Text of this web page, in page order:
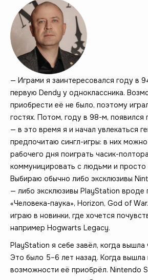
— Играми я заинтересовался году в
первую Dendy у одноклассника.
приобрести её не было, поэтому
гостях. Потом, году в 98-м, появился
— в это время я и начал увлекаться
предпочитаю сингл-игры: в них
рабочего дня поиграть часик-
коммуницировать с людьми и просто
Выбираю обычно либо эксклюзивы
— либо эксклюзивы PlayStation вроде
«Человека-паука», Horizon, God of
играю в новинки, где хочется
например Hogwarts Legacy.
PlayStation я себе завёл, когда вышла
Это было 5–6 лет назад. Когда вышла
возможности её приобрёл. Nintendo